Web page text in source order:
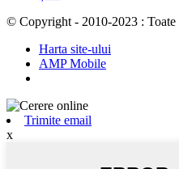
© Copyright - 2010-2023 : Toate
Harta site-ului
AMP Mobile
Trimite email
x